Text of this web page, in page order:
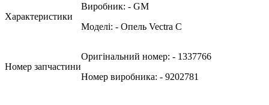
Характеристики
Виробник: - GM
Моделі: - Опель Vectra C
Номер запчастини
Оригінальний номер: - 1337766
Номер виробника: - 9202781